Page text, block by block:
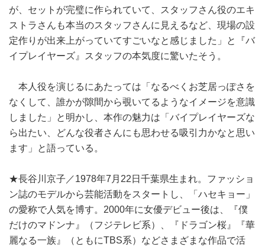
が、セットが完璧に作られていて、スタッフさん役のエキ
ストラさんも本当のスタッフさんに見えるなど、現場の設
定作りが出来上がっていてすごいなと感じました」と『バ
イプレイヤーズ』スタッフの本気度に驚いたそう。
本人役を演じるにあたっては「なるべくお芝居っぽさを
なくして、誰かが隙間から覗いてるようなイメージを意識
しました」と明かし、本作の魅力は「バイプレイヤーズな
ら出たい、どんな役者さんにも思わせる吸引力かなと思い
ます」と語っている。
★長谷川京子／1978年7月22日千葉県生まれ。ファッショ
ン誌のモデルから芸能活動をスタートし、「ハセキョー」
の愛称で人気を博す。2000年に女優デビュー後は、『僕
だけのマドンナ』（フジテレビ系）、『ドラゴン桜』『華
麗なる一族』（ともにTBS系）などさまざまな作品で活